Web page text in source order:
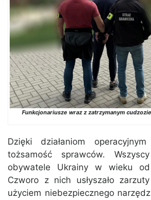
Funkcjonariusze wraz z zatrzymanym
Dzięki działaniom
tożsamość sprawców.
obywatele Ukrainy w wieku
Czworo z nich usłyszało
użyciem niebezpiecznego